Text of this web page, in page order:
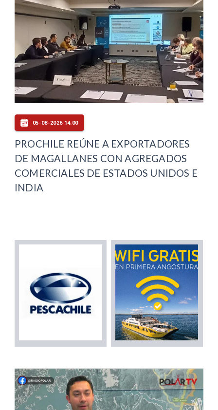
05-08-2026 14:00
PROCHILE REÚNE A EXPORTADORES
DE MAGALLANES CON AGREGADOS
COMERCIALES DE ESTADOS UNIDOS E
INDIA